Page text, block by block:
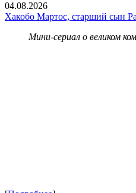
04.08.2026
Хакобо Мартос, старший сын
Мини-сериал о великом